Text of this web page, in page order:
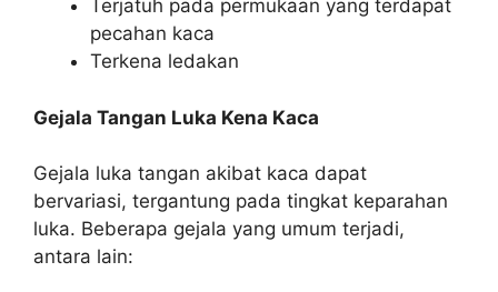
Terjatuh pada permukaan yang terdapat
pecahan kaca
Terkena ledakan
Gejala Tangan Luka Kena Kaca
Gejala luka tangan akibat kaca dapat
bervariasi, tergantung pada tingkat keparahan
luka. Beberapa gejala yang umum terjadi,
antara lain: